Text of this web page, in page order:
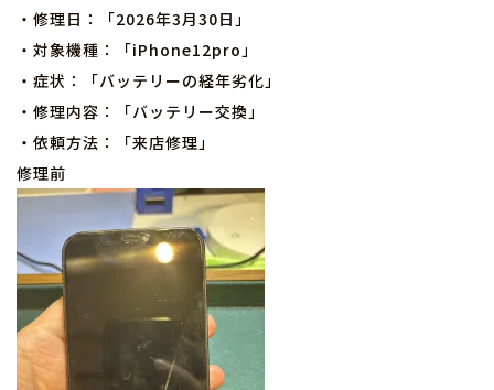
・修理日：「2026年3月30日」
・対象機種：「iPhone12pro」
・症状：「バッテリーの経年劣化」
・修理内容：「バッテリー交換」
・依頼方法：「来店修理」
修理前